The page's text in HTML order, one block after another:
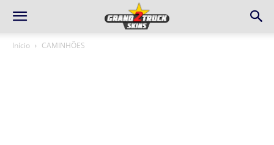
Início CAMINHÕES